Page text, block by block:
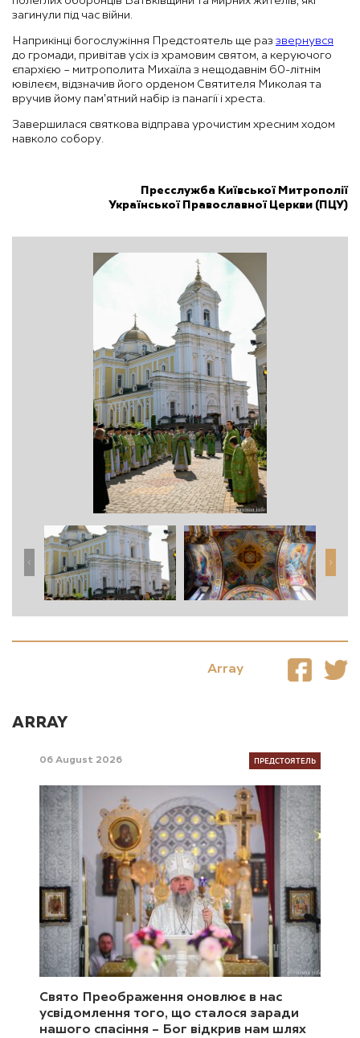
загинули під час війни.
Наприкінці богослужіння Предстоятель ще раз звернувся
до громади, привітав усіх із храмовим святом, а керуючого
єпархією – митрополита Михаїла з нещодавнім 60-літнім
ювілеєм, відзначив його орденом Святителя Миколая та
вручив йому памʼятний набір із панагії і хреста.
Завершилася святкова відправа урочистим хресним ходом
навколо собору.
Пресслужба Київської Митрополії
Української Православної Церкви (ПЦУ)
Array
ARRAY
06 August 2026 ПРЕДСТОЯТЕЛЬ
Свято Преображення оновлює в нас
усвідомлення того, що сталося заради
нашого спасіння – Бог відкрив нам шлях